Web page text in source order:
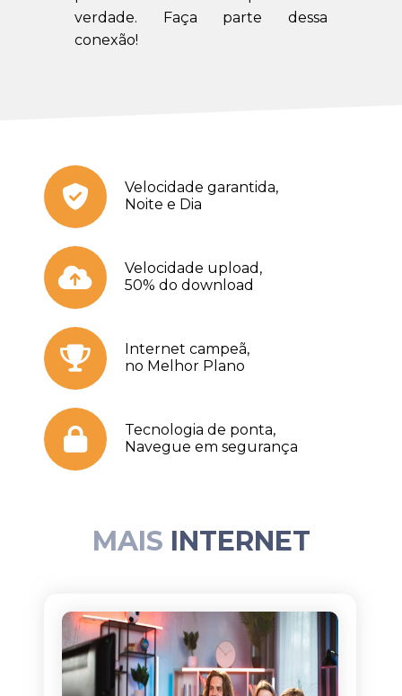
verdade. Faça parte dessa
conexão!
Velocidade garantida,
Noite e Dia
Velocidade upload,
50% do download
Internet campeã,
no Melhor Plano
Tecnologia de ponta,
Navegue em segurança
MAIS INTERNET